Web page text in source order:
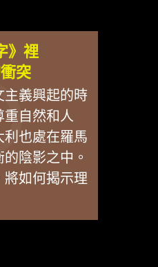
》裡
突
主義興起的時
自然和人
也處在羅馬
陰影之中。
將如何揭示理